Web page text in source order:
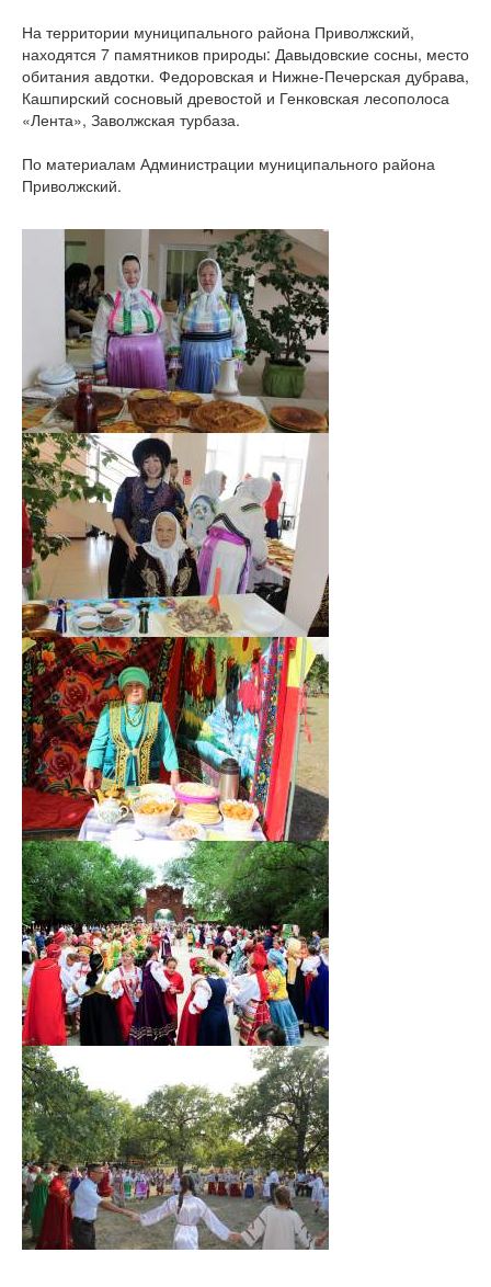
На территории муниципального района Приволжский,
находятся 7 памятников природы: Давыдовские сосны, место
обитания авдотки. Федоровская и Нижне-Печерская дубрава,
Кашпирский сосновый древостой и Генковская лесополоса
«Лента», Заволжская турбаза.
По материалам Администрации муниципального района
Приволжский.